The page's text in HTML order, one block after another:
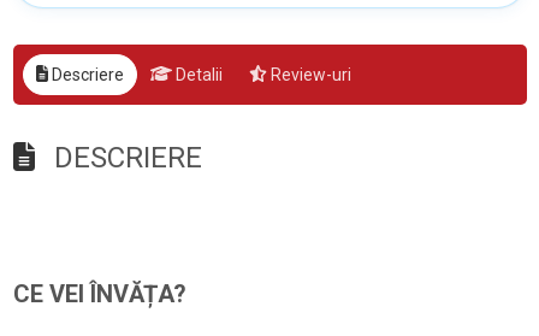
Descriere Detalii Review-uri
DESCRIERE
CE VEI ÎNVĂȚA?